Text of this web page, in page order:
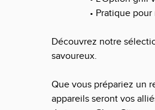
• Pratique
Découvrez notre
savoureux.
Que vous prépariez un
appareils seront vos